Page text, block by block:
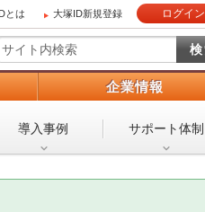
とは 大塚ID新規登録 ログイン
企業情報
導入事例 サポート体制